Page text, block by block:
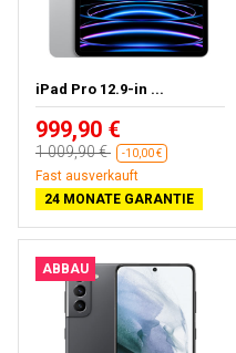
iPad Pro 12.9-in ...
999,90 €
1 009,90 € -10,00 €
Kostenloses Geschenk
24 MONATE GARANTIE
ABBAU